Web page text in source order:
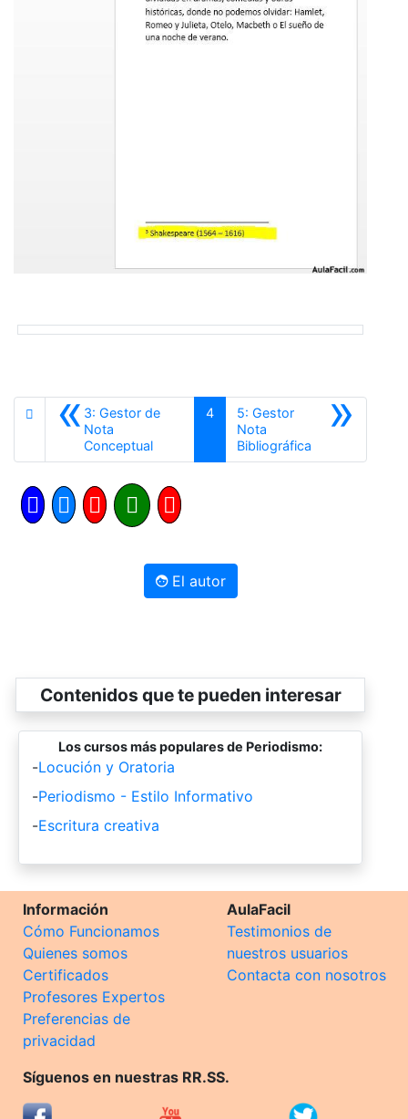
«3: Gestor de
Nota
ConceptualAnterior
4 »
5: Gestor
Nota
Bibliográfica
El autor
Contenidos que te pueden interesar
Los cursos más populares de Periodismo:
-Locución y Oratoria
-Periodismo - Estilo Informativo
-Escritura creativa
Información
Cómo Funcionamos
Quienes somos
Certificados
Profesores Expertos
Preferencias de
privacidad
AulaFacil
Testimonios de
nuestros usuarios
Contacta con nosotros
Síguenos en nuestras RR.SS.